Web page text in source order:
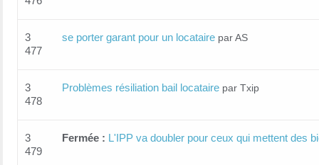
3
477
se porter garant pour un locataire par AS
3
478
Problèmes résiliation bail locataire par Txip
3
479
Fermée : L'IPP va doubler pour ceux qui mettent des